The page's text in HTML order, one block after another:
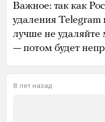
Важное: так как
удаления
лучше не
— потом будет
8 лет назад